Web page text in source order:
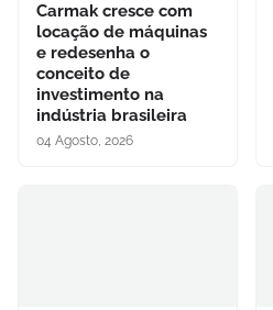
Carmak cresce com
locação de máquinas
e redesenha o
conceito de
investimento na
indústria brasileira
04 Agosto, 2026